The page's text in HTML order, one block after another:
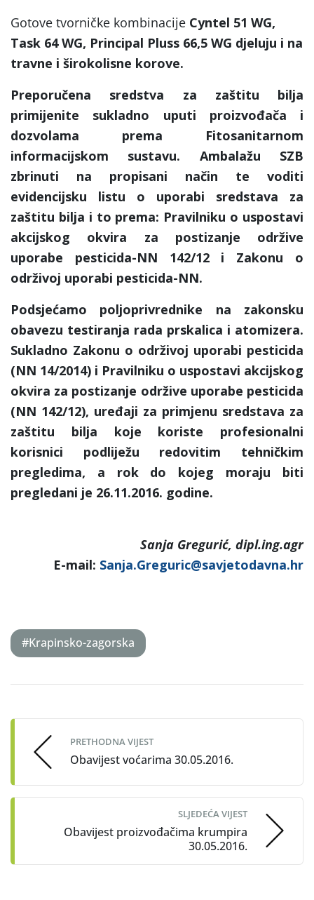
Gotove tvorničke kombinacije Cyntel 51 WG,
Task 64 WG, Principal Pluss 66,5 WG djeluju i na
travne i širokolisne korove.
Preporučena sredstva za zaštitu bilja
primijenite sukladno uputi proizvođača i
dozvolama prema Fitosanitarnom
informacijskom sustavu. Ambalažu SZB
zbrinuti na propisani način te voditi
evidencijsku listu o uporabi sredstava za
zaštitu bilja i to prema: Pravilniku o uspostavi
akcijskog okvira za postizanje održive
uporabe pesticida-NN 142/12 i Zakonu o
održivoj uporabi pesticida-NN.
Podsjećamo poljoprivrednike na zakonsku
obavezu testiranja rada prskalica i atomizera.
Sukladno Zakonu o održivoj uporabi pesticida
(NN 14/2014) i Pravilniku o uspostavi akcijskog
okvira za postizanje održive uporabe pesticida
(NN 142/12), uređaji za primjenu sredstava za
zaštitu bilja koje koriste profesionalni
korisnici podliježu redovitim tehničkim
pregledima, a rok do kojeg moraju biti
pregledani je 26.11.2016. godine.
Sanja Gregurić, dipl.ing.agr
E-mail: Sanja.Greguric@savjetodavna.hr
#Krapinsko-zagorska
navigation
PRETHODNA VIJEST
Obavijest voćarima 30.05.2016.
SLJEDEĆA VIJEST
Obavijest proizvođačima krumpira
30.05.2016.